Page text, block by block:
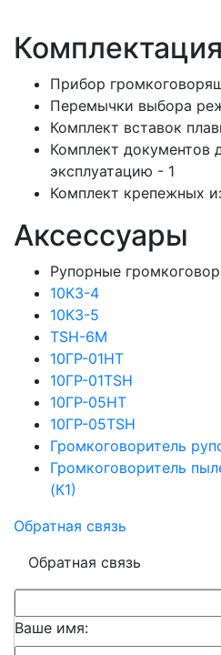
Комплектация
Прибор
Перемычки выбора
Комплект вставок
Комплект документов
эксплуатацию - 1
Комплект крепежных
Аксессуары
Рупорные
10КЗ-4
10КЗ-5
TSH-6M
10ГР-01НТ
10ГР-01TSH
10ГР-05НТ
10ГР-05ТSH
Громкоговоритель
Громкоговоритель
(К1)
Обратная связь
Обратная связь
Ваше имя: